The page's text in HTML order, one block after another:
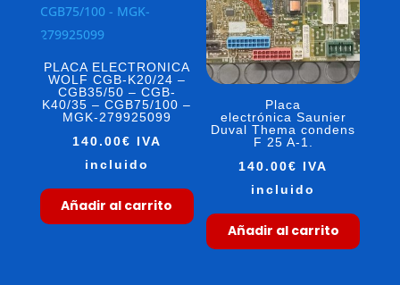
PLACA ELECTRONICA
WOLF CGB-K20/24 –
CGB35/50 – CGB-
K40/35 – CGB75/100 –
MGK-279925099
140.00€ IVA
incluido
Añadir al carrito
Placa
electrónica Saunier
Duval Thema condens
F 25 A-1.
140.00€ IVA
incluido
Añadir al carrito